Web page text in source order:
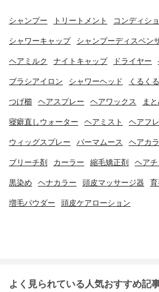
シャンプー トリートメント コンディシ
シャワーキャップ シャンプーディスペン
ヘアミルク ナイトキャップ ドライヤー
ブラシアイロン シャワーヘッド くるく
つげ櫛 ヘアスプレー ヘアワックス ま
寝癖直しウォーター ヘアミスト ヘアフ
ウィッグスプレー パーマムース ヘアカ
ブリーチ剤 カーラー 縮毛矯正剤 ヘアチ
黒染め ヘナカラー 頭皮マッサージ器
増毛パウダー 頭皮ケアローション
よく見られている人気おすすめ記